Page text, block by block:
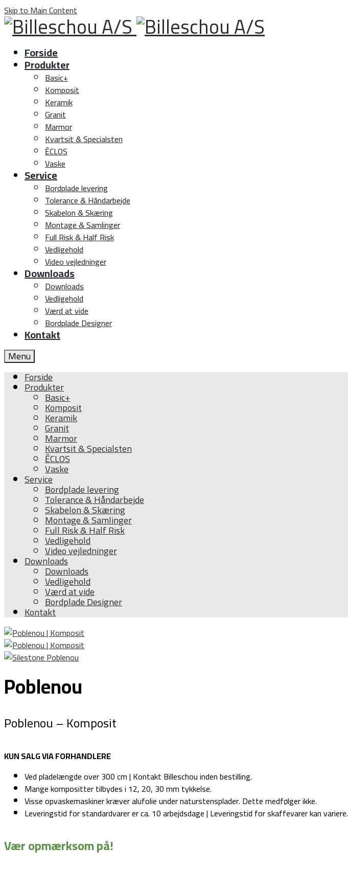
Skip to Main Content
Forside
Produkter
Basic+
Komposit
Keramik
Granit
Marmor
Kvartsit & Specialsten
ĒCLOS
Vaske
Service
Bordplade levering
Tolerance & Håndarbejde
Skabelon & Skæring
Montage & Samlinger
Full Risk & Half Risk
Vedligehold
Video vejledninger
Downloads
Downloads
Vedligehold
Værd at vide
Bordplade Designer
Kontakt
Menu
Forside
Produkter
Basic+
Komposit
Keramik
Granit
Marmor
Kvartsit & Specialsten
ĒCLOS
Vaske
Service
Bordplade levering
Tolerance & Håndarbejde
Skabelon & Skæring
Montage & Samlinger
Full Risk & Half Risk
Vedligehold
Video vejledninger
Downloads
Downloads
Vedligehold
Værd at vide
Bordplade Designer
Kontakt
Poblenou
Poblenou – Komposit
KUN SALG VIA FORHANDLERE
Ved pladelængde over 300 cm | Kontakt Billeschou inden bestilling.
Mange kompositter tilbydes i 12, 20, 30 mm tykkelse.
Visse opvaskemaskiner kræver alufolie under naturstensplader. Dette medfølger ikke.
Leveringstid for standardvarer er ca. 10 arbejdsdage | Leveringstid for skaffevarer kan variere.
Vær opmærksom på!